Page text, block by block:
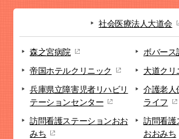
社会医療法人大道会
森之宮病院
ボバース
帝国ホテルクリニック
大道クリ
兵庫県立障害児者リハビリ
テーションセンター
介護老人
ライフ
訪問看護ステーションおお
みち
訪問看護
おおみち